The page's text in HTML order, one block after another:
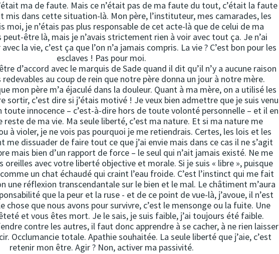
ma de faute. Mais ce n’était pas de ma faute du tout, c’était la faute
mis dans cette situation-là. Mon père, l’instituteur, mes camarades, les
moi, je n’étais pas plus responsable de cet acte-là que de celui de ma
peut-être là, mais je n’avais strictement rien à voir avec tout ça. Je n’ai
la vie, c’est ça que l’on n’a jamais compris. La vie ? C’est bon pour les
esclaves ! Pas pour moi.
d’accord avec le marquis de Sade quand il dit qu’il n’y a aucune raison
redevables au coup de rein que notre père donna un jour à notre mère.
mon père m’a éjaculé dans la douleur. Quant à ma mère, on a utilisé les
sortir, c’est dire si j’étais motivé ! Je veux bien admettre que je suis venu
toute innocence – c’est-à-dire hors de toute volonté personnelle – et il en
reste de ma vie. Ma seule liberté, c’est ma nature. Et si ma nature me
à violer, je ne vois pas pourquoi je me retiendrais. Certes, les lois et les
me dissuader de faire tout ce que j’ai envie mais dans ce cas il ne s’agit
mais bien d’un rapport de force – le seul qui n’ait jamais existé. Ne me
oreilles avec votre liberté objective et morale. Si je suis « libre », puisque
un chat échaudé qui craint l’eau froide. C’est l’instinct qui me fait
une réflexion transcendantale sur le bien et le mal. Le châtiment m’aura
que la peur et la ruse - et de ce point de vue-là, j’avoue, il n’est
chose que nous avons pour survivre, c’est le mensonge ou la fuite. Une
et vous êtes mort. Je le sais, je suis faible, j’ai toujours été faible.
contre les autres, il faut donc apprendre à se cacher, à ne rien laisser
Occlumancie totale. Apathie souhaitée. La seule liberté que j’aie, c’est
retenir mon être. Agir ? Non, activer ma passivité.